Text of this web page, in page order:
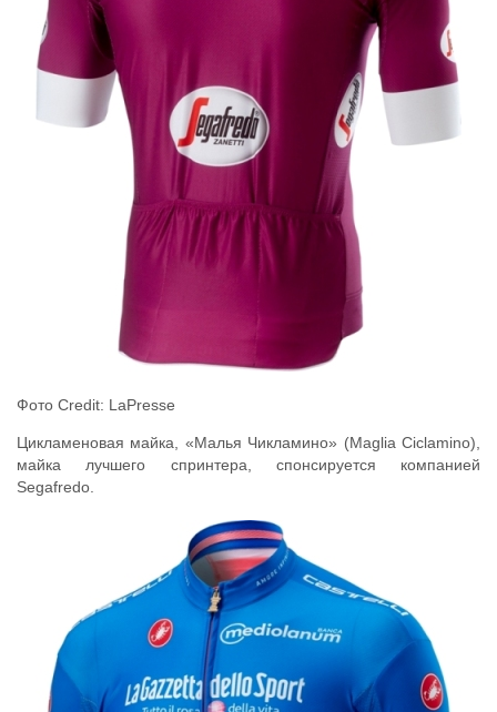
Фото Credit: LaPresse
Цикламеновая майка, «Малья Чикламино» (Maglia Ciclamino),
майка лучшего спринтера, спонсируется компанией
Segafredo.